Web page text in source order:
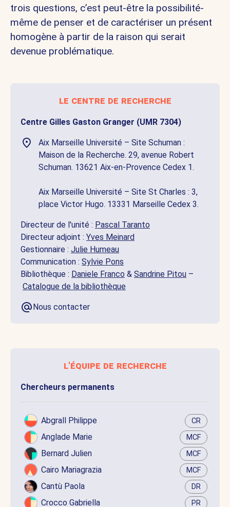
trois questions, c’est peut-être la possibilité-
même de penser et de caractériser un présent
homogène à partir de la raison qui serait
devenue problématique.
le centre de recherche
Centre Gilles Gaston Granger (UMR 7304)
Aix Marseille Université – Site Schuman :
Maison de la Recherche. 29, avenue Robert
Schuman. 13621 Aix-en-Provence Cedex 1.
Aix Marseille Université – Site St Charles : 3,
place Victor Hugo. 13331 Marseille Cedex 3.
Directeur de l'unité : Pascal Taranto
Directeur adjoint : Yves Meinard
Gestionnaire : Julie Humeau
Communication : Sylvie Pons
Bibliothèque : Daniele Franco & Sandrine Pitou –
Catalogue de la bibliothèque
Nous contacter
l'équipe de recherche
Chercheurs permanents
Abgrall Philippe CR
Anglade Marie MCF
Bernard Julien MCF
Cairo Mariagrazia MCF
Cantù Paola DR
Crocco Gabriella PR